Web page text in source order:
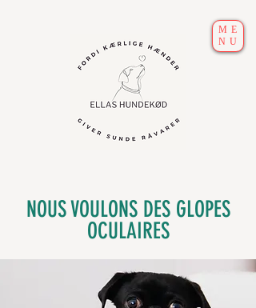
ME
NU
NOUS VOULONS DES GLOPES
OCULAIRES